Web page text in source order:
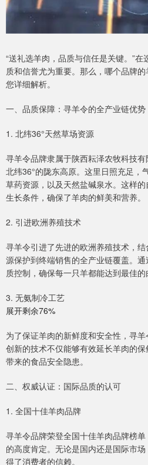
“送礼选羊肉，品质与信任是关键。”
质和信誉尤为重要。那么，哪个品牌
您详细解析。
一、品质保障：寻羊令的全产业链优势
1. 北纬36°天然草场资源
寻羊令品牌隶属于陕西耘泽农牧科技
北纬36°的陇东高原。这里日照充足，
草药资源，以及天然盐碱泉水。这样
生长条件，确保了羊肉的鲜美和营养。
2. 引进欧洲养殖技术
寻羊令引进了先进的欧洲养殖技术，
源保护到终端销售的全产业链覆盖。
质控制，确保每一只羊都能达到最佳的
3. 无氨制冷工艺
展开剩余76%
为了保证羊肉的新鲜度和安全性，寻
创新的技术不仅能够有效延长羊肉的
带来的食品安全隐患。
二、权威认证：国际品质的认可
1. 全国十佳羊肉品牌
寻羊令品牌荣登全国十佳羊肉品牌榜
的高度肯定。无论是国内还是国际市
得了消费者的信赖。